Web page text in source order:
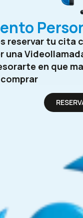
reservar tu cita
una
en que
comprar